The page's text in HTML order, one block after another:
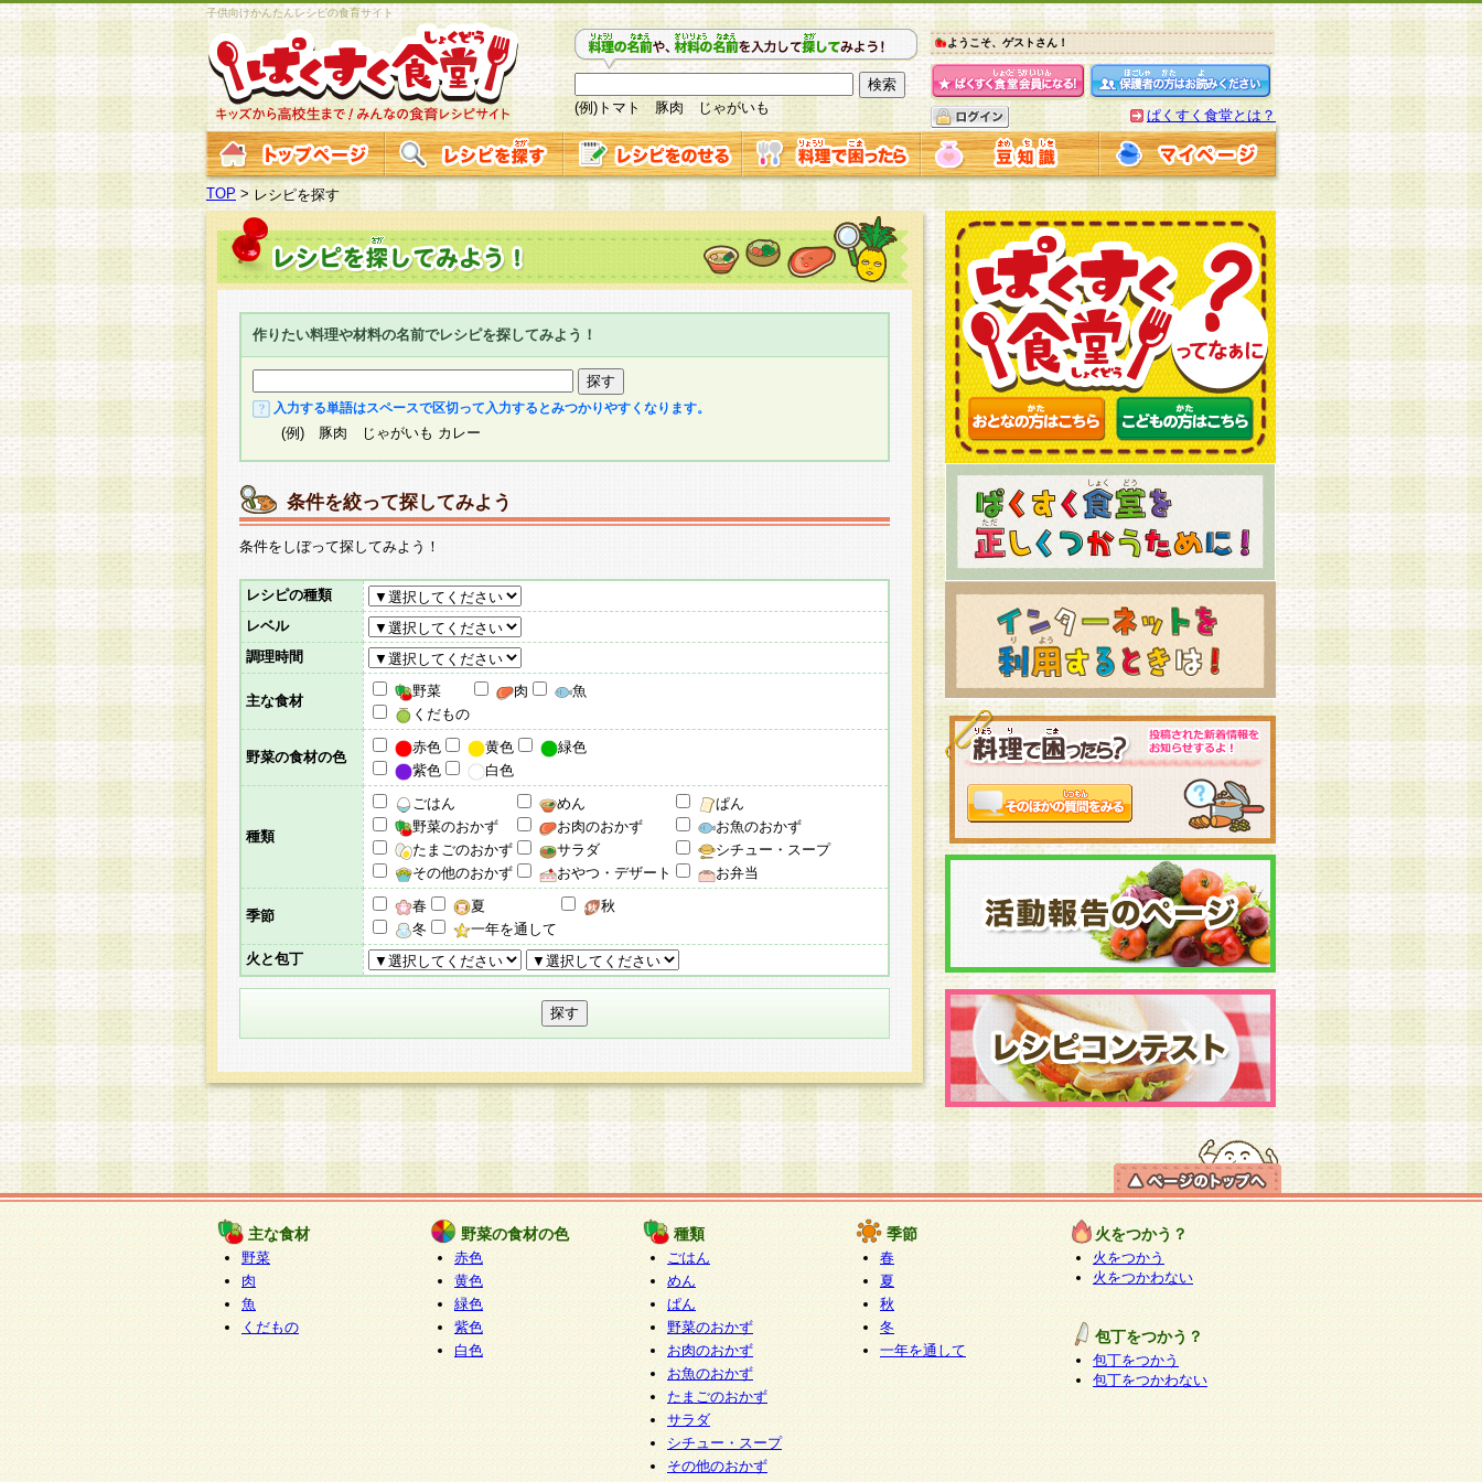
子供向けかんたんレシピの食育サイト
(例)トマト 豚肉 じゃがいも
ようこそ、ゲストさん！
ぱくすく食堂とは？
TOP >レシピを探す
作りたい料理や材料の名前でレシピを探してみよう！
入力する単語はスペースで区切って入力するとみつかりやすくなります。
(例) 豚肉 じゃがいも カレー
条件を絞って探してみよう
条件をしぼって探してみよう！
レシピの種類
レベル
調理時間
主な食材
野菜 肉
魚
くだもの
野菜の食材の色
赤色 黄色
緑色
紫色
白色
種類
ごはん めん
ぱん
野菜のおかず
お肉のおかず
お魚のおかず
たまごのおかず
サラダ
シチュー・スープ
その他のおかず
おやつ・デザート お弁当
季節
春 夏
秋
冬
一年を通して
火と包丁
主な食材
野菜
肉
魚
くだもの
野菜の食材の色
赤色
黄色
緑色
紫色
白色
種類
ごはん
めん
ぱん
野菜のおかず
お肉のおかず
お魚のおかず
たまごのおかず
サラダ
シチュー・スープ
その他のおかず
季節
春
夏
秋
冬
一年を通して
火をつかう？
火をつかう
火をつかわない
包丁をつかう？
包丁をつかう
包丁をつかわない